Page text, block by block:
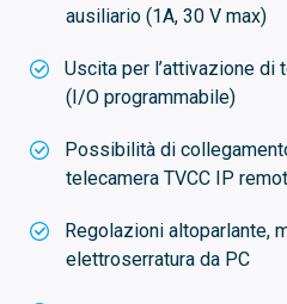
ausiliario (1A, 30 V max)
Uscita per l’attivazione di
(I/O programmabile)
Possibilità di
telecamera TVCC IP
Regolazioni altoparlante,
elettroserratura da PC